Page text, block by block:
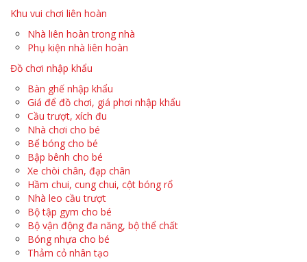
Khu vui chơi liên hoàn
Nhà liên hoàn trong nhà
Phụ kiện nhà liên hoàn
Đồ chơi nhập khẩu
Bàn ghế nhập khẩu
Giá để đồ chơi, giá phơi nhập khẩu
Cầu trượt, xích đu
Nhà chơi cho bé
Bể bóng cho bé
Bập bênh cho bé
Xe chòi chân, đạp chân
Hầm chui, cung chui, cột bóng rổ
Nhà leo cầu trượt
Bộ tập gym cho bé
Bộ vận động đa năng, bộ thể chất
Bóng nhựa cho bé
Thảm cỏ nhân tạo